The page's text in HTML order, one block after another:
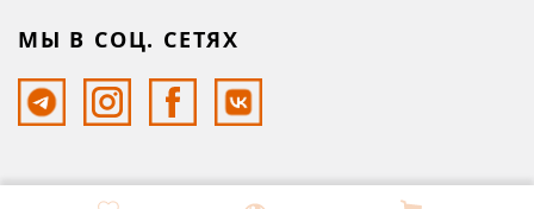
МЫ В СОЦ. СЕТЯХ